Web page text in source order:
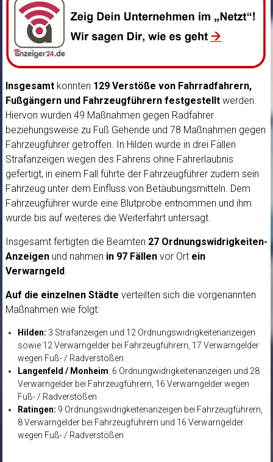
Insgesamtkonnten 129 Verstöße von Fahrradfahrern,
Fußgängern und Fahrzeugführern festgestellt werden.
Hiervon wurden 49 Maßnahmen gegen Radfahrer
beziehungsweise zu Fuß Gehende und 78 Maßnahmen gegen
Fahrzeugführer getroffen. In Hilden wurde in drei Fällen
Strafanzeigen wegen des Fahrens ohne Fahrerlaubnis
gefertigt, in einem Fall führte der Fahrzeugführer zudem sein
Fahrzeug unter dem Einfluss von Betäubungsmitteln. Dem
Fahrzeugführer wurde eine Blutprobe entnommen und ihm
wurde bis auf weiteres die Weiterfahrt untersagt.
Insgesamt fertigten die Beamten 27 Ordnungswidrigkeiten-
Anzeigenund nahmen in 97 Fällenvor Ort ein
Verwarngeld.
Auf die einzelnen Städte verteilten sich die vorgenannten
Maßnahmen wie folgt:
Hilden: 3 Strafanzeigen und 12 Ordnungswidrigkeitenanzeigen
sowie 12 Verwarngelder bei Fahrzeugführern, 17 Verwarngelder
wegen Fuß- / Radverstößen
Langenfeld / Monheim: 6 Ordnungwidrigkeitenanzeigen und 28
Verwarngelder bei Fahrzeugführern, 16 Verwarngelder wegen
Fuß- / Radverstößen
Ratingen: 9 Ordnungswidrigkeitenanzeigen bei Fahrzeugführern,
8 Verwarngelder bei Fahrzeugführern und 16 Verwarngelder
wegen Fuß- / Radverstößen